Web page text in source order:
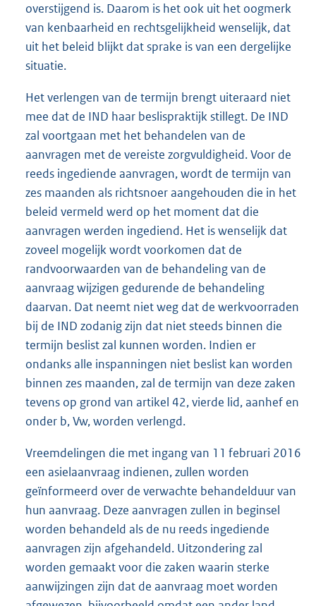
overstijgend is. Daarom is het ook uit het oogmerk
van kenbaarheid en rechtsgelijkheid wenselijk, dat
uit het beleid blijkt dat sprake is van een dergelijke
situatie.
Het verlengen van de termijn brengt uiteraard niet
mee dat de IND haar beslispraktijk stillegt. De IND
zal voortgaan met het behandelen van de
aanvragen met de vereiste zorgvuldigheid. Voor de
reeds ingediende aanvragen, wordt de termijn van
zes maanden als richtsnoer aangehouden die in het
beleid vermeld werd op het moment dat die
aanvragen werden ingediend. Het is wenselijk dat
zoveel mogelijk wordt voorkomen dat de
randvoorwaarden van de behandeling van de
aanvraag wijzigen gedurende de behandeling
daarvan. Dat neemt niet weg dat de werkvoorraden
bij de IND zodanig zijn dat niet steeds binnen die
termijn beslist zal kunnen worden. Indien er
ondanks alle inspanningen niet beslist kan worden
binnen zes maanden, zal de termijn van deze zaken
tevens op grond van artikel 42, vierde lid, aanhef en
onder b, Vw, worden verlengd.
Vreemdelingen die met ingang van 11 februari 2016
een asielaanvraag indienen, zullen worden
geïnformeerd over de verwachte behandelduur van
hun aanvraag. Deze aanvragen zullen in beginsel
worden behandeld als de nu reeds ingediende
aanvragen zijn afgehandeld. Uitzondering zal
worden gemaakt voor die zaken waarin sterke
aanwijzingen zijn dat de aanvraag moet worden